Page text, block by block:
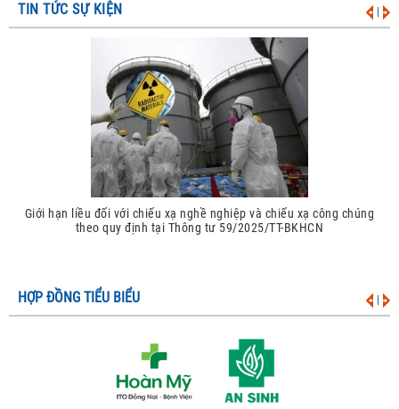
TIN TỨC SỰ KIỆN
Giới hạn liều đối với chiếu xạ nghề nghiệp và chiếu xạ công chúng
theo quy định tại Thông tư 59/2025/TT-BKHCN
HỢP ĐỒNG TIỂU BIỂU